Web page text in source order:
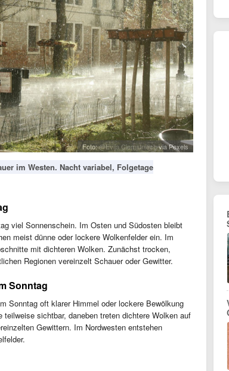
Foto:@Evija Ciematniecevia Pexels
im Westen. Nacht variabel, Folgetage
viel Sonnenschein. Im Osten und Südosten bleibt
meist dünne oder lockere Wolkenfelder ein. Im
mit dichteren Wolken. Zunächst trocken,
Regionen vereinzelt Schauer oder Gewitter.
Sonntag
Sonntag oft klarer Himmel oder lockere Bewölkung
sichtbar, daneben treten dichtere Wolken auf
Gewittern. Im Nordwesten entstehen